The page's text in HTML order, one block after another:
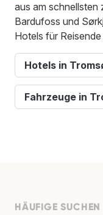
aus am schnellsten
Bardufoss und
Hotels für
Hotels in
Fahrzeuge in
HÄUFIGE SUCHEN